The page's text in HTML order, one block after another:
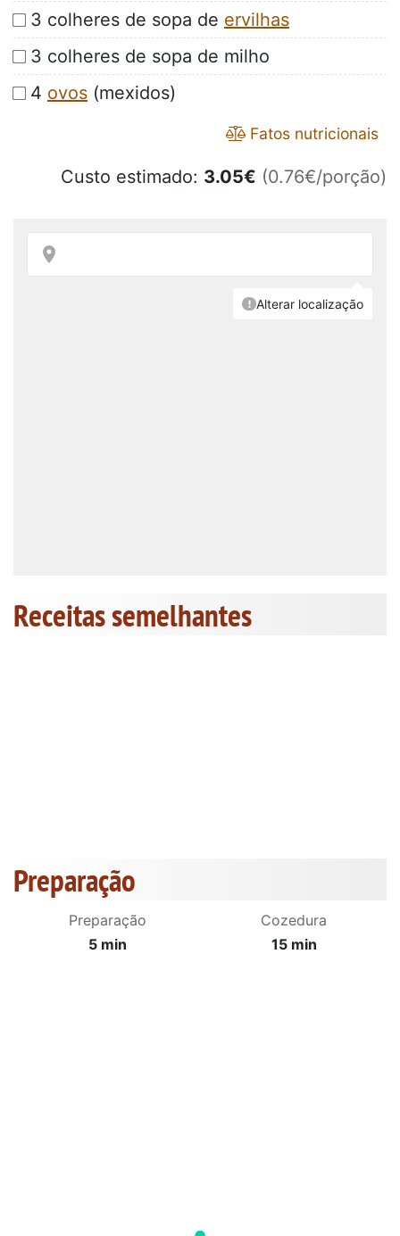
3 colheres de sopa de ervilhas
3 colheres de sopa de milho
4 ovos (mexidos)
Fatos nutricionais
Custo estimado: 3.05€ (0.76€/porção)
Receitas semelhantes
Preparação
Preparação
5 min
Cozedura
15 min